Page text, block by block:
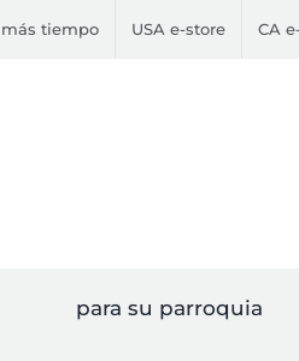
más tiempo USA e-store CA
para su parroquia